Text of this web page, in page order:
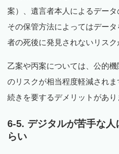
案）、遺言者本人によるデータ
その保管方法によってはデー
者の死後に発見されないリスク
乙案や丙案については、公的
のリスクが相当程度軽減され
続きを要するデメリットがあり
6-5. デジタルが苦手な
らい